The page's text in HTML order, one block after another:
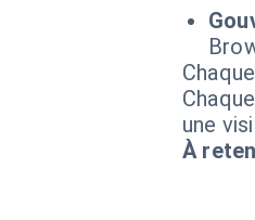
une
À